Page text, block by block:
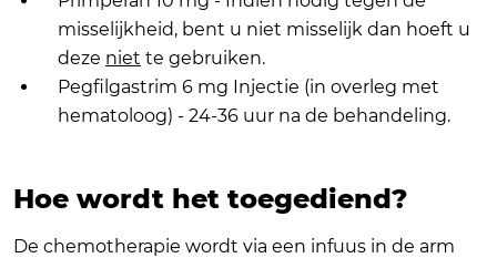
misselijkheid, bent u niet misselijk dan hoeft u
deze niet te gebruiken.
Pegfilgastrim 6 mg Injectie (in overleg met
hematoloog) - 24-36 uur na de behandeling.
Hoe wordt het toegediend?
De chemotherapie wordt via een infuus in de arm